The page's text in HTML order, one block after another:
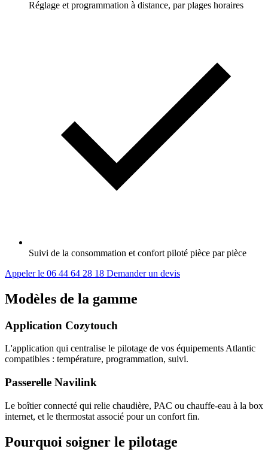
Réglage et programmation à distance, par plages horaires
Suivi de la consommation et confort piloté pièce par pièce
Appeler le 06 44 64 28 18 Demander un devis
Modèles de la gamme
Application Cozytouch
L'application qui centralise le pilotage de vos équipements Atlantic
compatibles : température, programmation, suivi.
Passerelle Navilink
Le boîtier connecté qui relie chaudière, PAC ou chauffe-eau à la box
internet, et le thermostat associé pour un confort fin.
Pourquoi soigner le pilotage